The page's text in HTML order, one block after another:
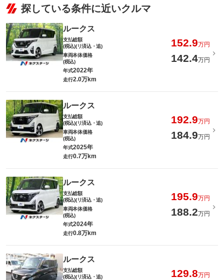
探している条件に近いクルマ
ルークス
支払総額
(税込)(リ済込・追)
152.9万円
車両本体価格
(税込)
142.4万円
年式2022年
走行2.0万km
ルークス
支払総額
(税込)(リ済込・追)
192.9万円
車両本体価格
(税込)
184.9万円
年式2025年
走行0.7万km
ルークス
支払総額
(税込)(リ済込・追)
195.9万円
車両本体価格
(税込)
188.2万円
年式2024年
走行0.8万km
ルークス
支払総額
(税込)(リ済込・追)
129.8万円